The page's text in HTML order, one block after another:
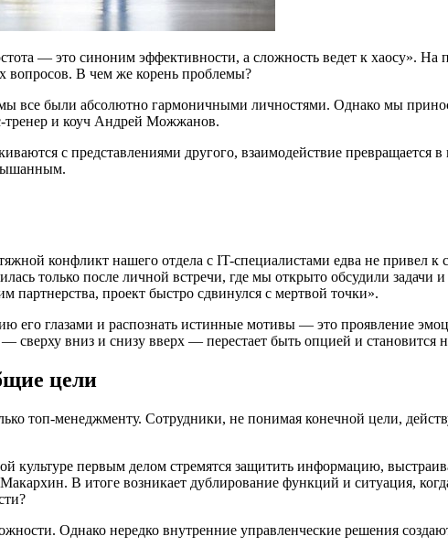
— это синоним эффективности, а сложность ведет к хаосу».
вопросов. В чем же корень проблемы?
все были абсолютно гармоничными личностями. Однако мы
тренер и коуч Андрей Можжанов.
с представлениями другого, взаимодействие превращается
конфликт нашего отдела с IT-специалистами едва не привел к
только после личной встречи, где мы открыто обсудили задачи
партнерства, проект быстро сдвинулся с мертвой точки».
его глазами и распознать истинные мотивы — это проявление
вниз и снизу вверх — перестает быть опцией и становится
цели
топ-менеджменту. Сотрудники, не понимая конечной цели,
культуре первым делом стремятся защитить информацию,
В итоге возникает дублирование функций и ситуация,
Однако нередко внутренние управленческие решения